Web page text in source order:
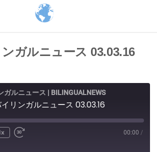
ガルニュース 03.03.16
ガルニュース | BILINGUALNEWS
リンガルニュース 03.03.16
00:00 /